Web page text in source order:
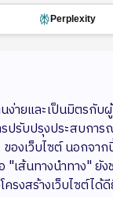
Perplexity
ง่ายและเป็นมิตรกับ
ปรับปรุงประสบการ
ของเว็บไซต์ นอกจาก
เส้นทางนำทาง" ยัง
ครงสร้างเว็บไซต์ได้